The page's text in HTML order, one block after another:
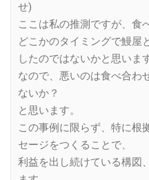
せ)
ここは私の推測ですが、食
どこかのタイミングで鰻屋
したのではないかと思います
なので、悪いのは食べ合わ
ないか？
と思います。
この事例に限らず、特に根
セージをつくることで、
利益を出し続けている構図